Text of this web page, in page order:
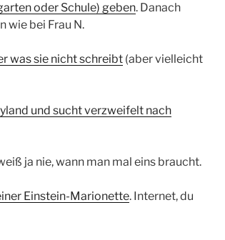
oder Schule) geben. Danach
wie bei Frau N.
was sie nicht schreibt (aber vielleicht
und sucht verzweifelt nach
ja nie, wann man mal eins braucht.
Einstein-Marionette. Internet, du